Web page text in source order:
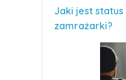
Jaki jest status
zamrażarki?